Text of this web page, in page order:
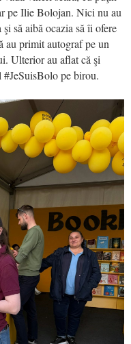
pe Ilie Bolojan. Nici nu au
să aibă ocazia să îi ofere
au primit autograf pe un
Ulterior au aflat că şi
#JeSuisBolope birou.